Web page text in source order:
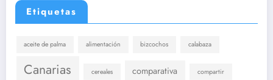
Etiquetas
aceite de palma alimentación bizcochos calabaza
Canarias cereales comparativa compartir